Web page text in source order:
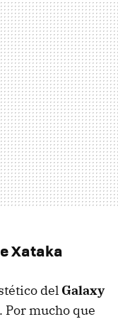
Xataka
del Galaxy
Por mucho que